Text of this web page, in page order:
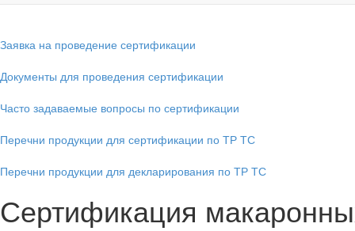
Заявка на проведение сертификации
Документы для проведения сертификации
Часто задаваемые вопросы по сертификации
Перечни продукции для сертификации по ТР ТС
Перечни продукции для декларирования по ТР ТС
Сертификация